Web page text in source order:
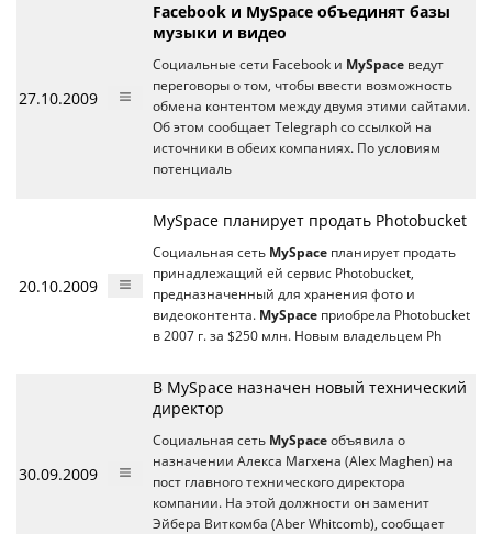
27.10.2009
Facebook и MySpace объединят базы
музыки и видео
Социальные сети Facebook и MySpace ведут
переговоры о том, чтобы ввести возможность
обмена контентом между двумя этими сайтами.
Об этом сообщает Telegraph со ссылкой на
источники в обеих компаниях. По условиям
потенциаль
20.10.2009
MySpace планирует продать Photobucket
Социальная сеть MySpace планирует продать
принадлежащий ей сервис Photobucket,
предназначенный для хранения фото и
видеоконтента. MySpace приобрела Photobucket
в 2007 г. за $250 млн. Новым владельцем Ph
30.09.2009
В MySpace назначен новый технический
директор
Социальная сеть MySpace объявила о
назначении Алекса Магхена (Alex Maghen) на
пост главного технического директора
компании. На этой должности он заменит
Эйбера Виткомба (Aber Whitcomb), сообщает